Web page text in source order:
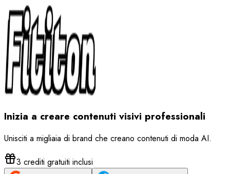
Inizia a creare contenuti visivi professionali
Unisciti a migliaia di brand che creano contenuti di moda AI.
3 crediti gratuiti inclusi